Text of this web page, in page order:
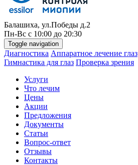
Балашиха, ул.Победы д.2
Пн-Вс с 10:00 до 20:30
Toggle navigation
Диагностика Аппаратное лечение глаз
Гимнастика для глаз Проверка зрения
Услуги
Что лечим
Цены
Акции
Предложения
Документы
Статьи
Вопрос-ответ
Отзывы
Контакты